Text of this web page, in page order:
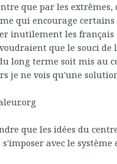
que par les extrêmes,
qui encourage
inutilement les français
que le souci de
long terme soit mis au
je ne vois qu'une
que les idées du
avec le système